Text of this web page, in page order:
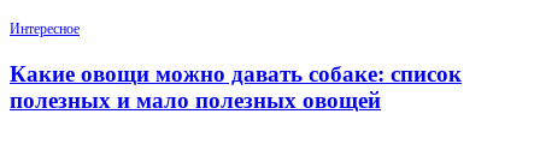
Интересное
Какие овощи можно давать собаке: список
полезных и мало полезных овощей